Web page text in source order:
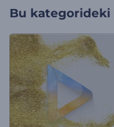
Bu kategorideki